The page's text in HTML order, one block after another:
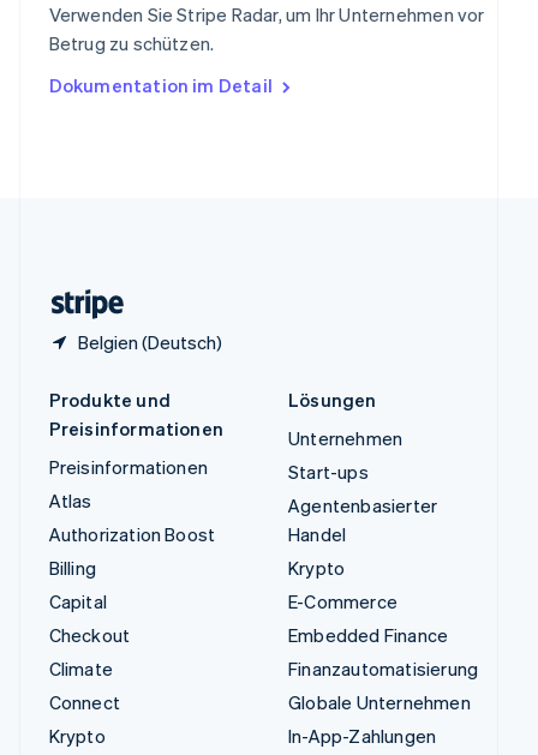
Verwenden Sie Stripe Radar, um Ihr Unternehmen vor
Betrug zu schützen.
Dokumentation im Detail
Belgien (Deutsch)
Tschechische Republik
English
English
Produkte und
Preisinformationen
Preisinformationen
Atlas
Authorization Boost
Billing
Capital
Checkout
Climate
Connect
Krypto
Lösungen
Unternehmen
Start-ups
Agentenbasierter
Handel
Krypto
E-Commerce
Embedded Finance
Finanzautomatisierung
Globale Unternehmen
In-App-Zahlungen